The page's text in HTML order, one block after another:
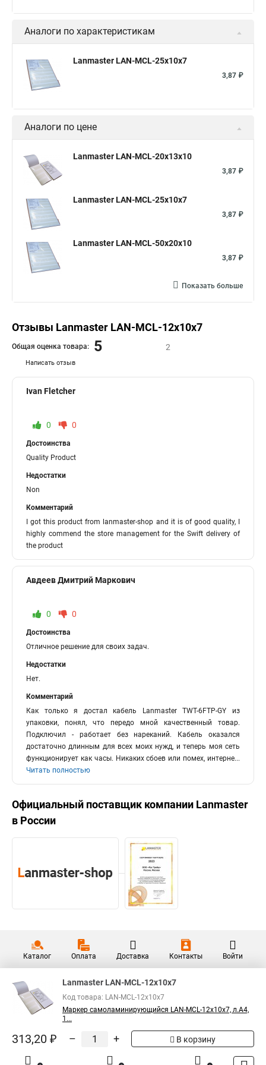
Аналоги по характеристикам
Lanmaster LAN-MCL-25x10x7
3,87 ₽
Аналоги по цене
Lanmaster LAN-MCL-20x13x10
3,87 ₽
Lanmaster LAN-MCL-25x10x7
3,87 ₽
Lanmaster LAN-MCL-50x20x10
3,87 ₽
Показать больше
Отзывы Lanmaster LAN-MCL-12x10x7
Написать отзыв
Общая оценка товара: 5 2
Ivan Fletcher
0 0
Достоинства
Quality Product
Недостатки
Non
Комментарий
I got this product from lanmaster-shop and it is of good quality, I
highly commend the store management for the Swift delivery of
the product
Авдеев Дмитрий Маркович
0 0
Достоинства
Отличное решение для своих задач.
Недостатки
Нет.
Комментарий
Как только я достал кабель Lanmaster TWT-6FTP-GY из
упаковки, понял, что передо мной качественный товар.
Подключил - работает без нареканий. Кабель оказался
достаточно длинным для всех моих нужд, и теперь моя сеть
функционирует как часы. Никаких сбоев или помех, интерне...
Читать полностью
Официальный поставщик компании Lanmaster
в России
Каталог Оплата Доставка Контакты Войти
Lanmaster LAN-MCL-12x10x7
Код товара: LAN-MCL-12x10x7
Маркер самоламинирующийся LAN-MCL-12x10x7, л.А4,
1...
313,20 ₽ – + В корзину